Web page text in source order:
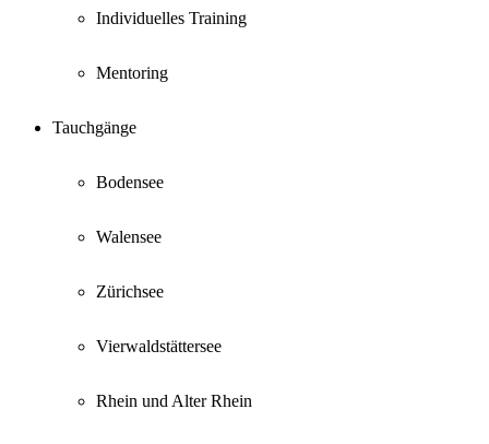
Individuelles Training
Mentoring
Tauchgänge
Bodensee
Walensee
Zürichsee
Vierwaldstättersee
Rhein und Alter Rhein